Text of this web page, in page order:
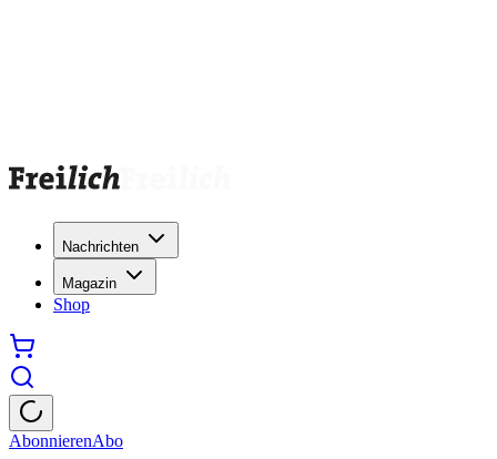
Nachrichten
Magazin
Shop
AbonnierenAbo